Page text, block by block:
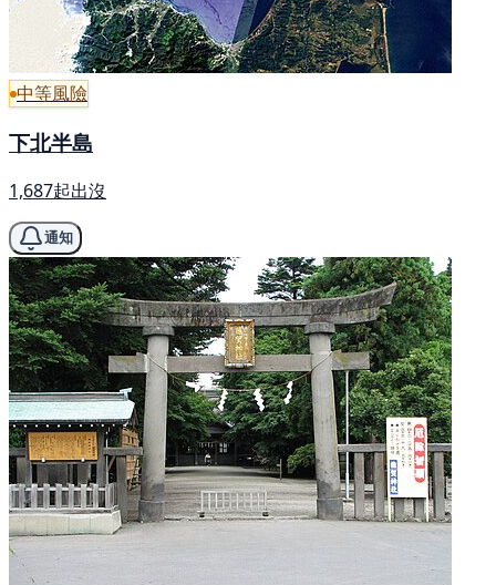
中等風險
下北半島
1,687起出沒
通知